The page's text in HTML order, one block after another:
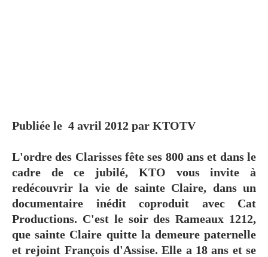
Publiée le 4 avril 2012 par KTOTV
L'ordre des Clarisses fête ses 800 ans et dans le
cadre de ce jubilé, KTO vous invite à
redécouvrir la vie de sainte Claire, dans un
documentaire inédit coproduit avec Cat
Productions. C'est le soir des Rameaux 1212,
que sainte Claire quitte la demeure paternelle
et rejoint François d'Assise. Elle a 18 ans et se